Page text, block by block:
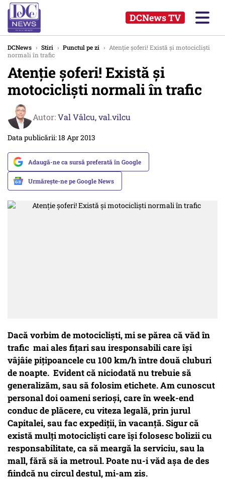
DCNews TV
DCNews › Stiri › Punctul pe zi › Atenție șoferi! Există și motocicliști
normali în trafic
Atenție șoferi! Există și
motocicliști normali în trafic
Autor:Val Vâlcu,val.vilcu
Data publicării: 18 Apr 2013
Adaugă-ne ca sursă preferată în Google
Urmărește-ne pe Google News
Dacă vorbim de motocicliști, mi se părea că văd în
trafic mai ales fițari sau iresponsabili care își
vâjâie pițipoancele cu 100 km/h între două cluburi
de noapte. Evident că niciodată nu trebuie să
generalizăm, sau să folosim etichete. Am cunoscut
personal doi oameni serioși, care în week-end
conduc de plăcere, cu viteza legală, prin jurul
Capitalei, sau fac expediții, în vacanță. Sigur că
există mulți motocicliști care își folosesc bolizii cu
responsabilitate, ca să meargă la serviciu, sau la
mall, fără să ia metroul. Poate nu-i văd așa de des
fiindcă nu circul destul, mi-am zis.